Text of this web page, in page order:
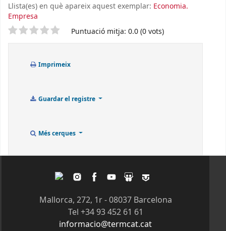
Llista(es) en què apareix aquest exemplar: Economia.
Empresa
Valoració Puntuació mitja: 0.0 (0 vots)
Imprimeix
Guardar el registre
Més cerques
Mallorca, 272, 1r - 08037 Barcelona
Tel +34 93 452 61 61
informacio@termcat.cat